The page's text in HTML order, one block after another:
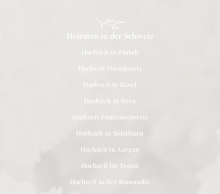
Heiraten in der Schweiz
Hochzeit in Zürich
Hochzeit Ostschweiz
Hochzeit in Basel
Hochzeit in Bern
Hochzeit Zentralschweiz
Hochzeit in Solothurn
Hochzeit in Aargau
Hochzeit im Tessin
Hochzeit in der Romandie